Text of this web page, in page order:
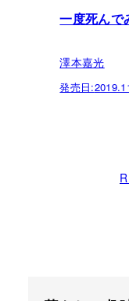
一度死んで
澤本嘉光
発売日: